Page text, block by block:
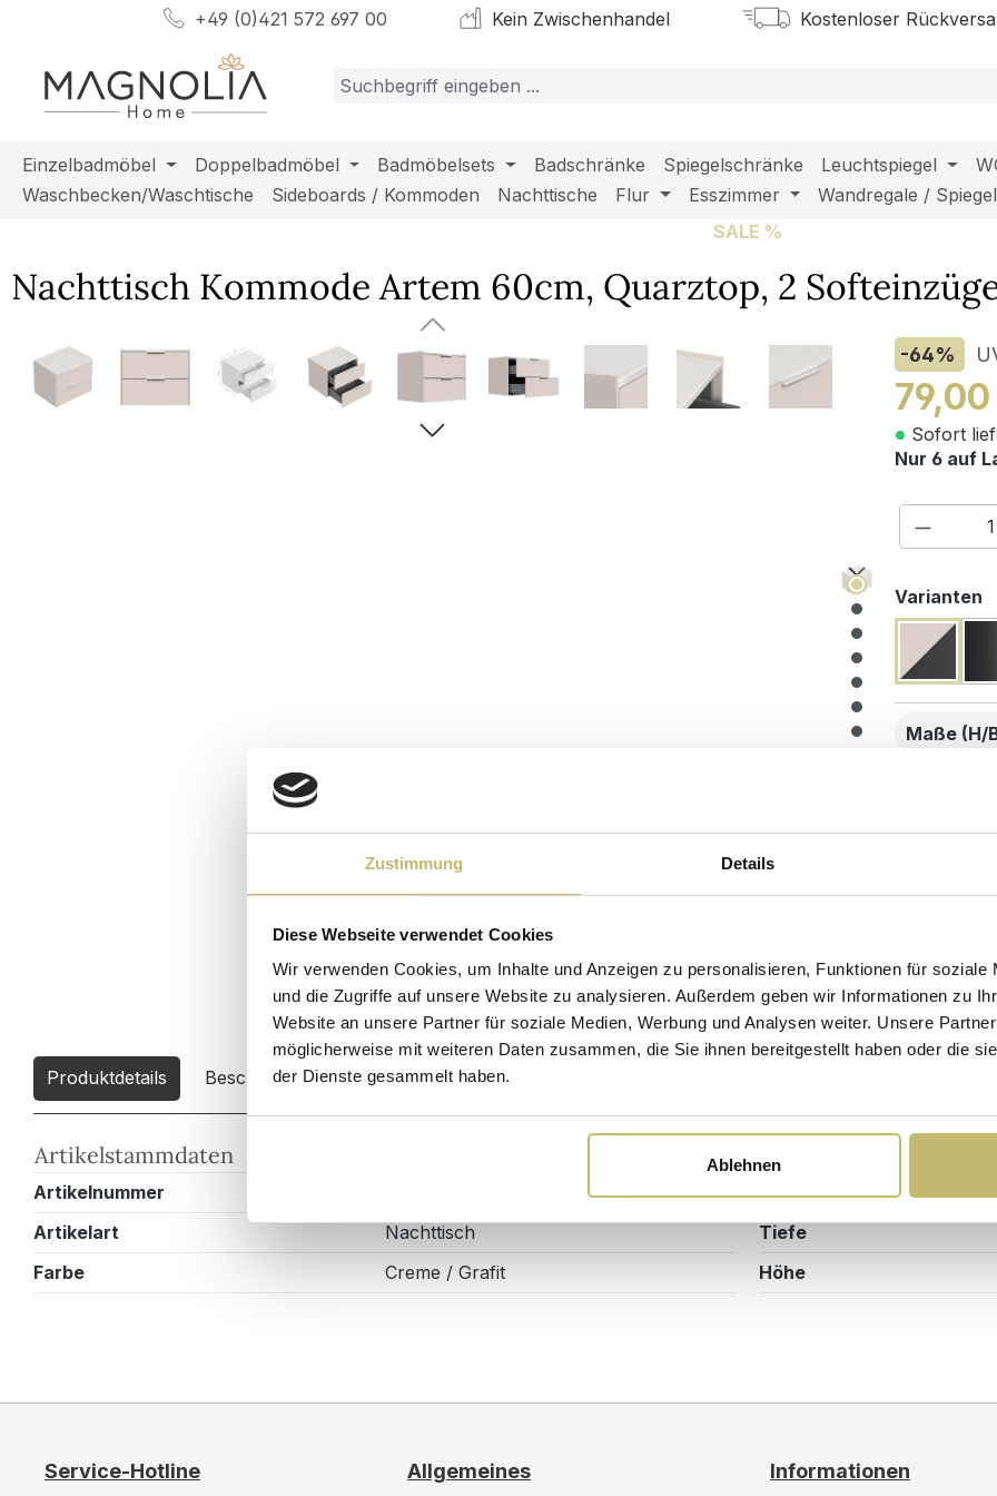
Zustimmung Details
Diese Webseite verwendet Cookies
Wir verwenden Cookies, um Inhalte und Anzeigen zu personalisieren, Funktionen für soziale
und die Zugriffe auf unsere Website zu analysieren. Außerdem geben wir Informationen zu
Website an unsere Partner für soziale Medien, Werbung und Analysen weiter. Unsere
möglicherweise mit weiteren Daten zusammen, die Sie ihnen bereitgestellt haben oder die
der Dienste gesammelt haben.
Ablehnen
Hauptinhalt springen
Zur Suche springen
Zur Hauptnavigation springen+49 (0)421 572 697 00 Kein Zwischenhandel Kostenloser
Einzelbadmöbel Doppelbadmöbel Badmöbelsets Badschränke Spiegelschränke Leuchtspiegel
Waschbecken/Waschtische
Sideboards / Kommoden Nachttische Flur Esszimmer Wandregale / Spiegel
SALE %
Nachttisch Kommode Artem 60cm, Quarztop, 2
Bildergalerie überspringen -64%
Sofort
Nur 6 auf
Varianten
Maße (H/
Produktdetails Beschreibung Downloads 2
Artikelstammdaten
Artikelnummer
Artikelart
Nachttisch
Farbe
Creme / Grafit
Breite
Tiefe
Höhe
Service-Hotline Allgemeines Informationen